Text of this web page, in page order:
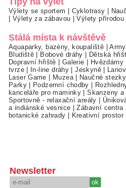
Výlety se sportem Cyklotrasy
Výlety za zábavou |Výlety přírodou
Stálá místa k návštěvě
Aquaparky, bazény, koupaliště |
Bludiště
Bobové dráhy Dětská
Dopravní hřiště
Galerie
tvrze| In-line dráhy |Jeskyně|
Laser Game
Muzea| Naučné stezky
Parky| Podzemní chodby
kanceláře pro maminky |Skanzeny a
Sportovně - relaxační areály
a indiánské vesnice |Zábavní centra
botanické zahrady
Kreativní prostor
Newsletter